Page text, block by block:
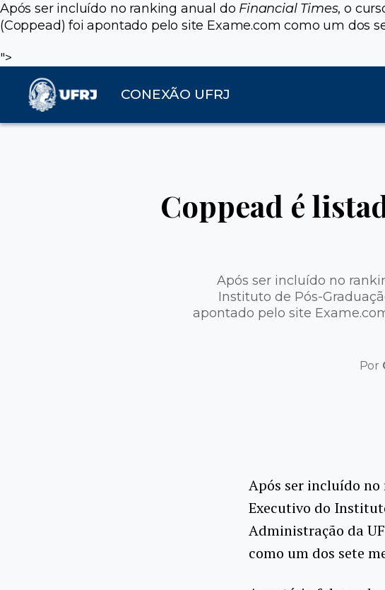
Após ser incluído no ranking anual do Financial Times, o
(Coppead) foi apontado pelo site Exame.com como um dos
">
CONEXÃO UFRJ
Coppead é
Após ser incluído no
Instituto de Pós-
apontado pelo site
Por
Após ser incluído
Executivo do
Administração da
como um dos sete